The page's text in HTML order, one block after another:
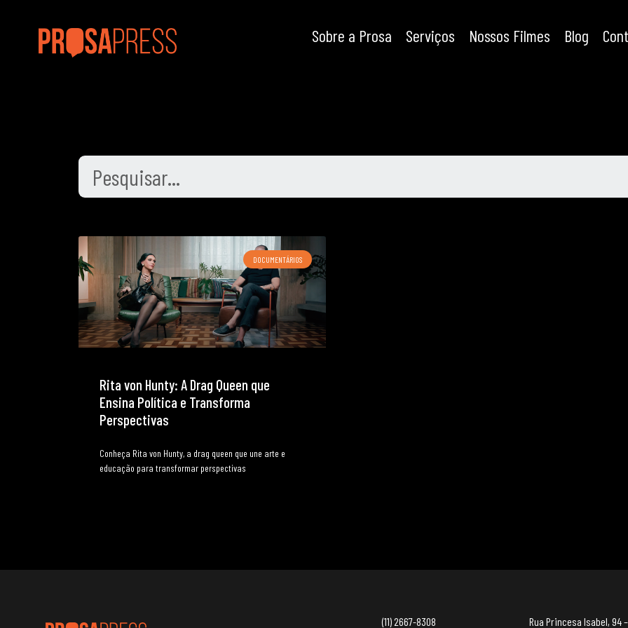
Sobre a Prosa Serviços Nossos Filmes Blog
DOCUMENTÁRIOS
Rita von Hunty: A Drag Queen que
Ensina Política e Transforma
Perspectivas
Conheça Rita von Hunty, a drag queen que une arte e
educação para transformar perspectivas
(11) 2667-8308 Rua Princesa Isabel, 94 –